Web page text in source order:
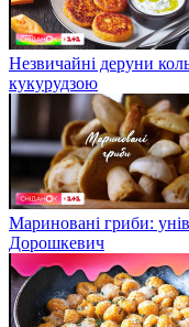
Незвичайні деруни
кукурудзою
Мариновані гриби:
Дорошкевич